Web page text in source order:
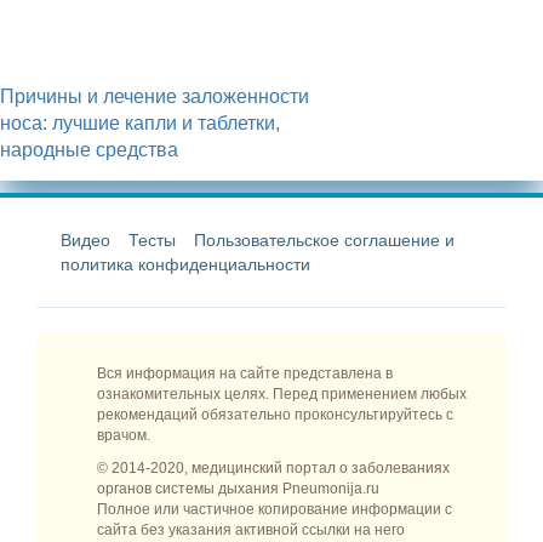
Причины и лечение заложенности
носа: лучшие капли и таблетки,
народные средства
Видео Тесты
Пользовательское соглашение и
политика конфиденциальности
Вся информация на сайте представлена в
ознакомительных целях. Перед применением любых
рекомендаций обязательно проконсультируйтесь с
врачом.
© 2014-2020, медицинский портал о заболеваниях
органов системы дыхания Pneumonija.ru
Полное или частичное копирование информации с
сайта без указания активной ссылки на него